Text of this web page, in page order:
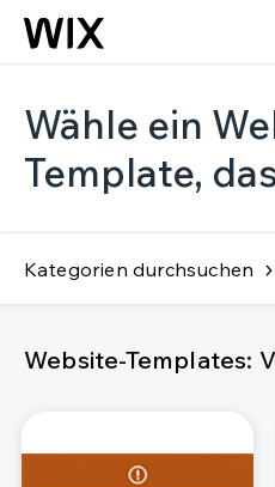
Wähle ein
Template,
Kategorien durchsuchen
Website-Templates: